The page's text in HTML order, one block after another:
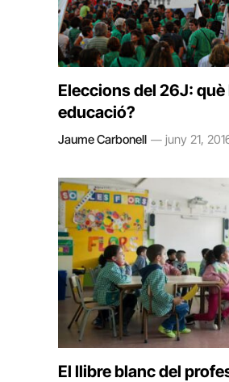
Eleccions del 26J: què
educació?
Jaume Carbonell juny 21,
El llibre blanc del